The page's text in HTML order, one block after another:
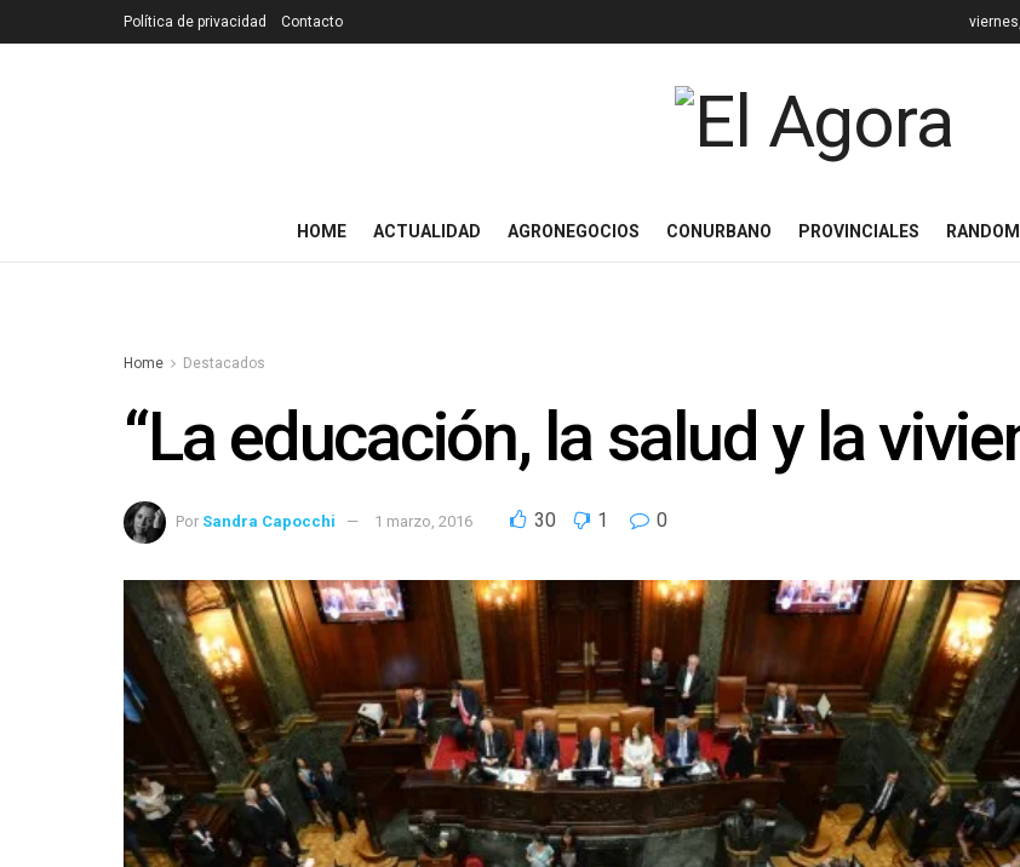
Política de privacidad Contacto
HOME ACTUALIDAD AGRONEGOCIOS CONURBANO PROVINCIALES RANDOM
Home Destacados
“La educación, la salud y la
Por Sandra Capocchi 1 marzo, 2016 30 1 0